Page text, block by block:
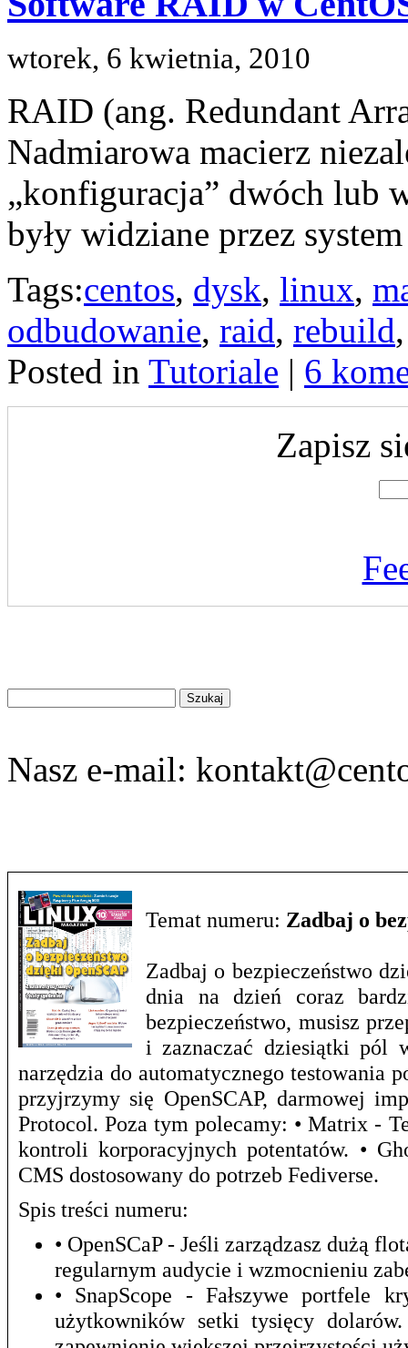
wtorek, 6 kwietnia, 2010
RAID (ang. Redundant
Nadmiarowa macierz
„konfiguracja” dwóch lub
były widziane przez
Tags:centos, dysk, linux,
odbudowanie, raid, rebuild
Posted in Tutoriale | 6
Zapisz
na
Nasz e-mail:
Temat numeru: Zadbaj o
Zadbaj o bezpieczeństwo
dnia na dzień coraz
bezpieczeństwo, musisz
i zaznaczać dziesiątki pól
narzędzia do automatycznego testowania
przyjrzymy się OpenSCAP, darmowej
Protocol. Poza tym polecamy: • Matrix -
kontroli korporacyjnych potentatów. •
CMS dostosowany do potrzeb Fediverse.
Spis treści numeru:
• OpenSCaP - Jeśli zarządzasz dużą
regularnym audycie i wzmocnieniu
• SnapScope - Fałszywe portfele
użytkowników setki tysięcy